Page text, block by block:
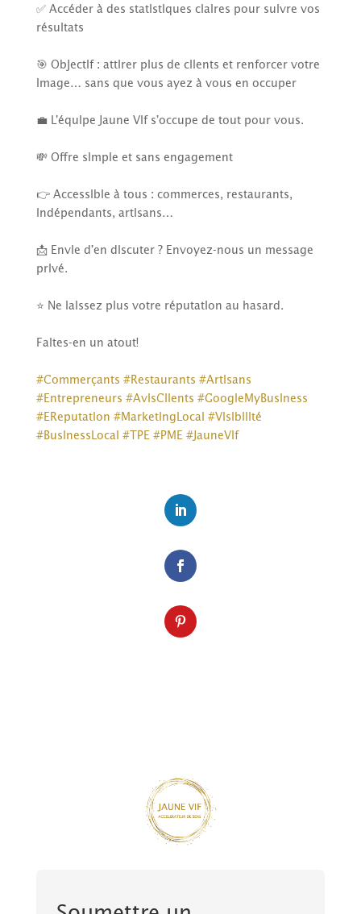
✅ Accéder à des statistiques claires pour suivre vos
résultats
🎯 Objectif : attirer plus de clients et renforcer votre
image… sans que vous ayez à vous en occuper
💼 L’équipe Jaune Vif s’occupe de tout pour vous.
💸 Offre simple et sans engagement
👉 Accessible à tous : commerces, restaurants,
indépendants, artisans…
📩 Envie d’en discuter ? Envoyez-nous un message
privé.
⭐ Ne laissez plus votre réputation au hasard.
Faites-en un atout!
#Commerçants #Restaurants #Artisans
#Entrepreneurs #AvisClients #GoogleMyBusiness
#EReputation #MarketingLocal #Visibilité
#BusinessLocal #TPE #PME #JauneVif